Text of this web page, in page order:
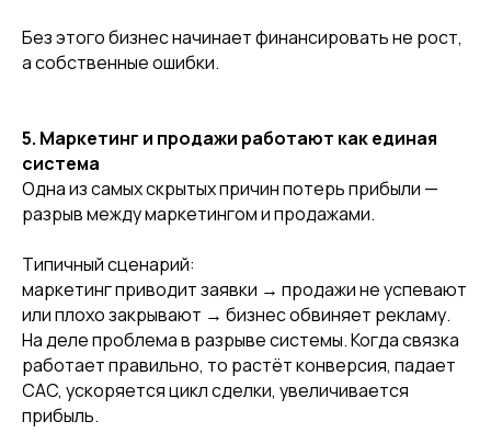
Без этого бизнес начинает финансировать не рост,
а собственные ошибки.
5. Маркетинг и продажи работают как единая
система
Одна из самых скрытых причин потерь прибыли —
разрыв между маркетингом и продажами.
Типичный сценарий:
маркетинг приводит заявки → продажи не успевают
или плохо закрывают → бизнес обвиняет рекламу.
На деле проблема в разрыве системы. Когда связка
работает правильно, то растёт конверсия, падает
CAC, ускоряется цикл сделки, увеличивается
прибыль.